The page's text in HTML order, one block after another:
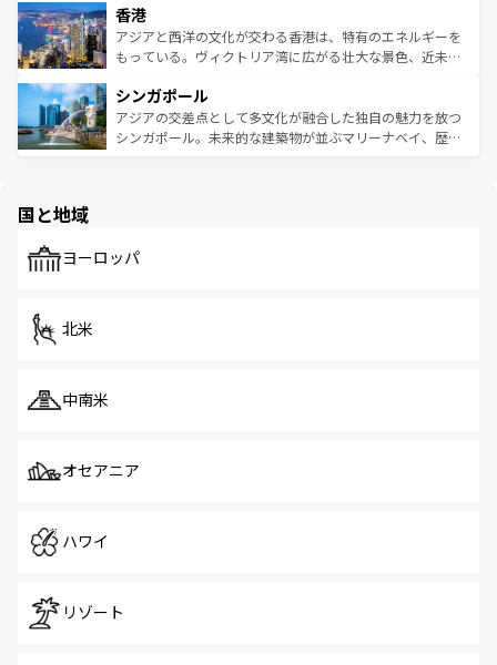
とつ。フォーやバインミー、ベトナムコーヒーなどは、ぜ
ひ現地で味わいたい。どの地域を訪れてもあたたかい人々
が旅行者を迎えてくれるので、きっと忘れられない旅にな
参照してほしい。
の活気が交差している。北部ではチェンマイなどの山岳地
帯で自然と触れ合い、南部ではプーケットやクラビの美し
いビーチでリゾート気分を楽しむことができる。タイ料理
激する。気候は一年中温暖で、どの季節にも異なる楽しみ
が待っている。親しみやすいタイの人々、仏教を中心とし
た文化、そして多様な観光資源が、訪れる旅人を魅了し続
香港
アジアと西洋の文化が交わる香港は、特有のエネルギーを
もっている。ヴィクトリア湾に広がる壮大な景色、近未来
み、どこを訪れても感動するはず。観光スポットが密集し
ており、効率よく見どころを回れるのも魅力。息をのむよ
うな絶景から文化的な体験まで、香港を存分に楽しみ尽く
シンガポール
アジアの交差点として多文化が融合した独自の魅力を放つ
シンガポール。未来的な建築物が並ぶマリーナベイ、歴史
で、ホーカーズは地元の風情を楽しめる外せないスポット
国と地域
ヨーロッパ
北米
中南米
オセアニア
ハワイ
リゾート